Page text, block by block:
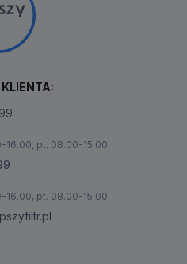
16.00, pt. 08.00-15.00
16.00, pt. 08.00-15.00